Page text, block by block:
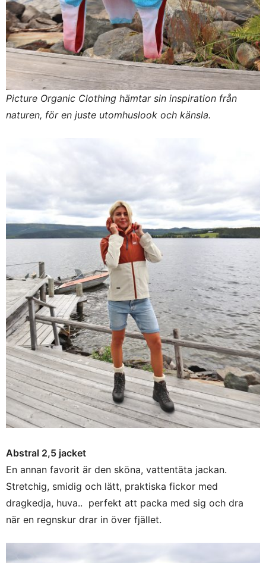
Picture Organic Clothing hämtar sin inspiration från
naturen, för en juste utomhuslook och känsla.
Abstral 2,5 jacket
En annan favorit är den sköna, vattentäta jackan.
Stretchig, smidig och lätt, praktiska fickor med
dragkedja, huva.. perfekt att packa med sig och dra
när en regnskur drar in över fjället.